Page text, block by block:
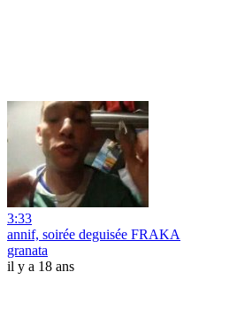
3:33
annif, soirée deguisée FRAKA
granata
il y a 18 ans